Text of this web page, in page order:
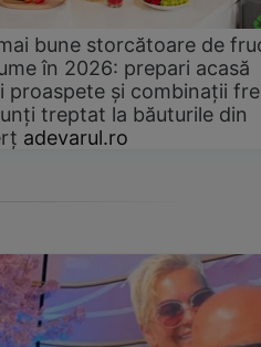
bune storcătoare de
în 2026: prepari acasă
proaspete și combinații
treptat la băuturile din
adevarul.ro